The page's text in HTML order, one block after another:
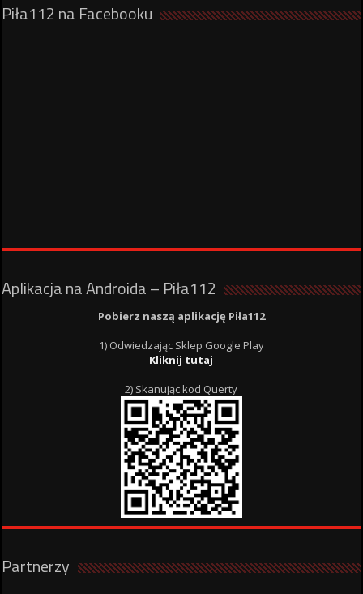
Piła112 na Facebooku
Aplikacja na Androida – Piła112
Pobierz naszą aplikację Piła112
1) Odwiedzając Sklep Google Play
Kliknij tutaj
2) Skanując kod Querty
Partnerzy